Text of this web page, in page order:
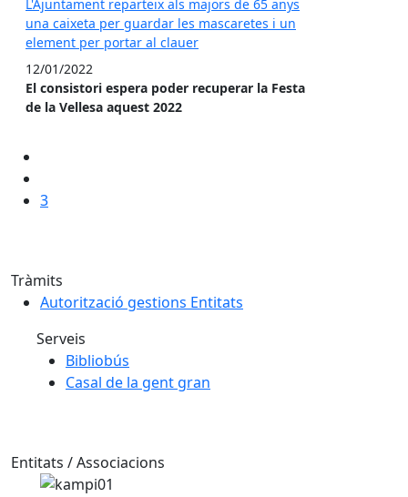
L'Ajuntament reparteix als majors de 65 anys
una caixeta per guardar les mascaretes i un
element per portar al clauer
12/01/2022
El consistori espera poder recuperar la Festa
de la Vellesa aquest 2022
3
Tràmits
Autorització gestions Entitats
Serveis
Bibliobús
Casal de la gent gran
Entitats / Associacions